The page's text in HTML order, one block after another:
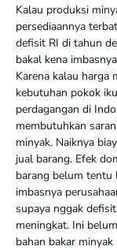
Kalau produksi
persediaannya
defisit RI di tahun
bakal kena
Karena kalau harga
kebutuhan pokok
perdagangan di
membutuhkan
minyak. Naiknya
jual barang. Efek
barang belum tentu
imbasnya
supaya nggak
meningkat. Ini
bahan bakar